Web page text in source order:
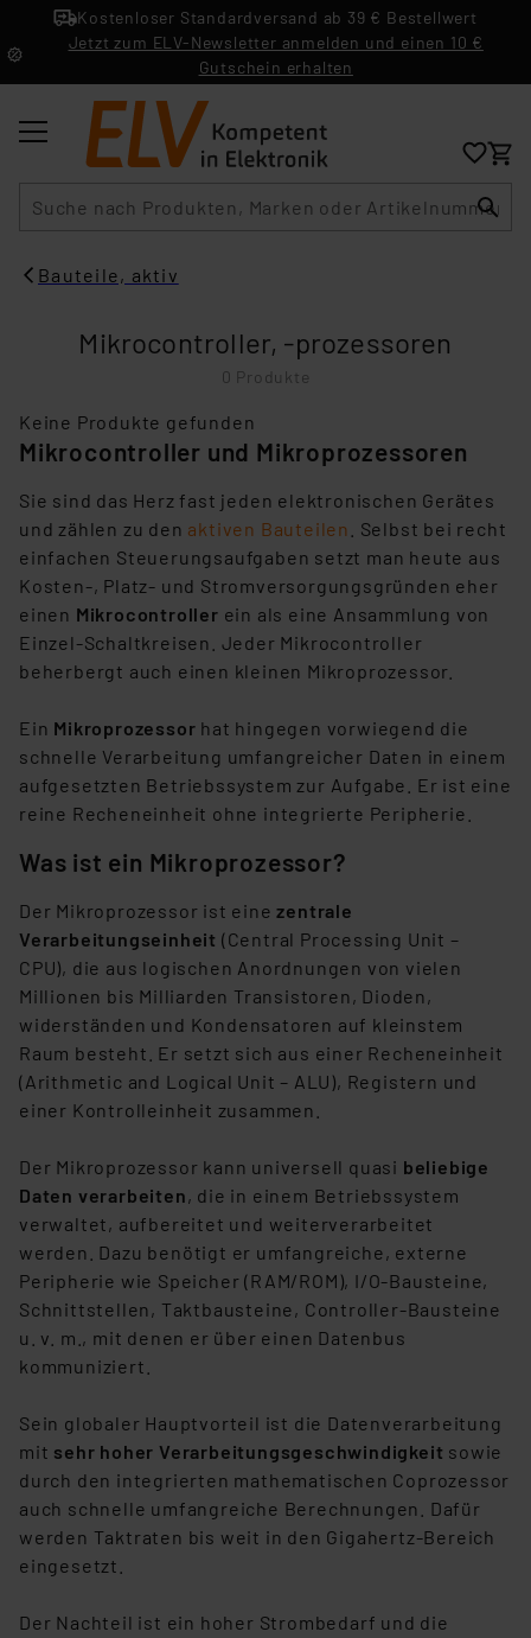
Kostenloser Standardversand ab 39 € Bestellwert
Jetzt zum ELV-Newsletter anmelden und einen 10 €
Gutschein erhalten
Bauteile, aktiv
Mikrocontroller, -prozessoren
0 Produkte
Keine Produkte gefunden
Mikrocontroller und Mikroprozessoren
Sie sind das Herz fast jeden elektronischen Gerätes
und zählen zu den aktiven Bauteilen
. Selbst bei recht
einfachen Steuerungsaufgaben setzt man heute aus
Kosten-, Platz- und Stromversorgungsgründen eher
einen Mikrocontroller ein als eine Ansammlung von
Einzel-Schaltkreisen. Jeder Mikrocontroller
beherbergt auch einen kleinen Mikroprozessor.
Ein Mikroprozessor hat hingegen vorwiegend die
schnelle Verarbeitung umfangreicher Daten in einem
aufgesetzten Betriebssystem zur Aufgabe. Er ist eine
reine Recheneinheit ohne integrierte Peripherie.
Was ist ein Mikroprozessor?
Der Mikroprozessor ist einezentrale
Verarbeitungseinheit (Central Processing Unit –
CPU), die aus logischen Anordnungen von vielen
Millionen bis Milliarden Transistoren, Dioden,
widerständen und Kondensatoren auf kleinstem
Raum besteht. Er setzt sich aus einer Recheneinheit
(Arithmetic and Logical Unit – ALU), Registern und
einer Kontrolleinheit zusammen.
Der Mikroprozessor kann universell quasi beliebige
Daten verarbeiten, die in einem Betriebssystem
verwaltet, aufbereitet und weiterverarbeitet
werden. Dazu benötigt er umfangreiche, externe
Peripherie wie Speicher (RAM/ROM), I/O-Bausteine,
Schnittstellen, Taktbausteine, Controller-Bausteine
u. v. m., mit denen er über einen Datenbus
kommuniziert.
Sein globaler Hauptvorteil ist die Datenverarbeitung
mit sehr hoher Verarbeitungsgeschwindigkeit sowie
durch den integrierten mathematischen Coprozessor
auch schnelle umfangreiche Berechnungen. Dafür
werden Taktraten bis weit in den Gigahertz-Bereich
eingesetzt.
Der Nachteil ist ein hoher Strombedarf und die